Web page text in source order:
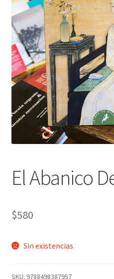
El Abanico
$580
Sin existencias
SKU: 9788498387957